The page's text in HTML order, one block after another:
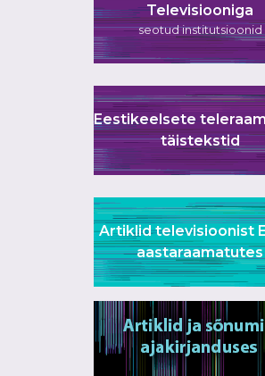
Televisiooniga
seotud institutsioonid
Eestikeelsete
täistekstid
Artiklid televisioonist
aastaraamatutes